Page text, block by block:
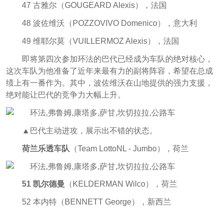
47 古雅尔（GOUGEARD Alexis），法国
48 波佐维沃（POZZOVIVO Domenico），意大利
49 维耶尔莫（VUILLERMOZ Alexis），法国
即将第四次参加环法的巴代已经成为车队的绝对核心，
这次车队为他准备了近年来最有力的副将阵容，希望在总成
绩上有一番作为。其中，波佐维沃在山地提供的强力支援，
绝对能让巴代的竞争力大幅上升。
▲巴代主动进攻，展示出不错的状态。
荷兰乐透车队 （Team LottoNL - Jumbo），荷兰
51 凯尔德曼 （KELDERMAN Wilco），荷兰
52 本内特（BENNETT George），新西兰